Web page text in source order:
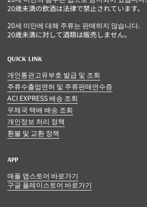
20歳未満の飲酒は法律で禁止されています。
20세 미만에 대해 주류는 판매하지 않습니다.
20歳未満に対して酒類は販売しません。
QUICK LINK
개인통관고유부호 발급 및 조회
주류수출업면허 및 주류판매연수증
ACI EXPRESS 배송 조회
우체국 택배 배송 조회
개인정보 처리 정책
환불 및 교환 정책
APP
애플 앱스토어 바로가기
구글 플레이스토어 바로가기